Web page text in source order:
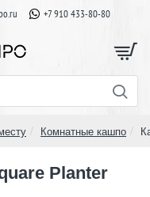
+7 910 433-80-80
Комнатные кашпо
Planter